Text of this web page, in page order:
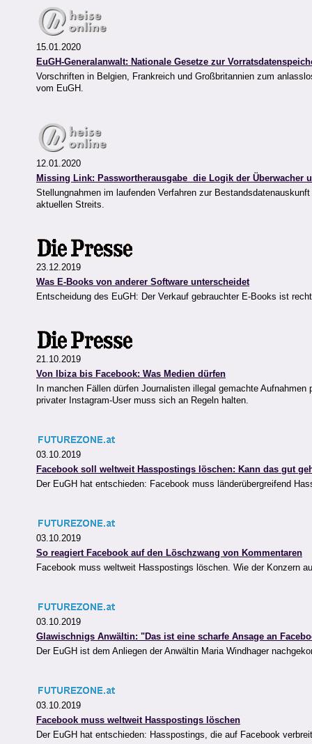
15.01.2020
EuGH-Generalanwalt: Nationale Gesetze zur
Vorschriften in Belgien, Frankreich und Großbritannien zum
vom EuGH.
12.01.2020
Missing Link: Passwortherausgabe  die Logik der Überwacher
Stellungnahmen im laufenden Verfahren zur
aktuellen Streits.
23.12.2019
Was E-Books von anderer Software unterscheidet
Entscheidung des EuGH: Der Verkauf gebrauchter E-Books ist
21.10.2019
Von Ibiza bis Facebook: Was Medien dürfen
In manchen Fällen dürfen Journalisten illegal gemachte
privater Instagram-User muss sich an Regeln halten.
03.10.2019
Facebook soll weltweit Hasspostings löschen: Kann das gut
Der EuGH hat entschieden: Facebook muss länderübergreifend
03.10.2019
So reagiert Facebook auf den Löschzwang von Kommentaren
Facebook muss weltweit Hasspostings löschen. Wie der Konzern
03.10.2019
Glawischnigs Anwältin: "Das ist eine scharfe Ansage an
Der EuGH ist dem Anliegen der Anwältin Maria Windhager
03.10.2019
Facebook muss weltweit Hasspostings löschen
Der EuGH hat entschieden: Hasspostings, die auf Facebook